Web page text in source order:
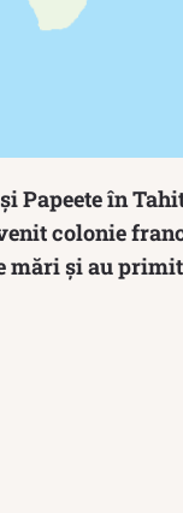
și Papeete în
colonie
mări și au